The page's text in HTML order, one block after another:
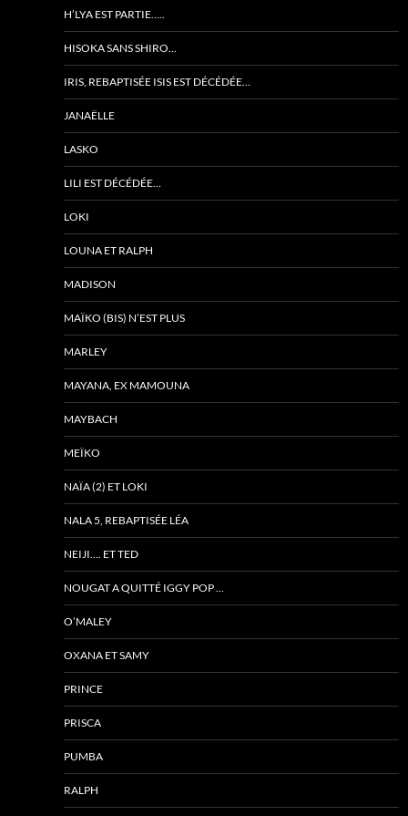
H’LYA EST PARTIE…..
HISOKA SANS SHIRO…
IRIS, REBAPTISÉE ISIS EST DÉCÉDÉE…
JANAËLLE
LASKO
LILI EST DÉCÉDÉE…
LOKI
LOUNA ET RALPH
MADISON
MAÏKO (BIS) N’EST PLUS
MARLEY
MAYANA, EX MAMOUNA
MAYBACH
MEÏKO
NAÏA (2) ET LOKI
NALA 5, REBAPTISÉE LÉA
NEIJI…. ET TED
NOUGAT A QUITTÉ IGGY POP …
O’MALEY
OXANA ET SAMY
PRINCE
PRISCA
PUMBA
RALPH